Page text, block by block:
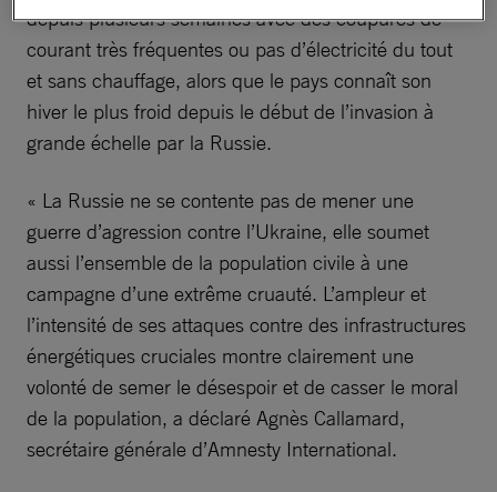
depuis plusieurs semaines avec des coupures de
courant très fréquentes ou pas d’électricité du tout
et sans chauffage, alors que le pays connaît son
hiver le plus froid depuis le début de l’invasion à
grande échelle par la Russie.
« La Russie ne se contente pas de mener une
guerre d’agression contre l’Ukraine, elle soumet
aussi l’ensemble de la population civile à une
campagne d’une extrême cruauté. L’ampleur et
l’intensité de ses attaques contre des infrastructures
énergétiques cruciales montre clairement une
volonté de semer le désespoir et de casser le moral
de la population, a déclaré Agnès Callamard,
secrétaire générale d’Amnesty International.